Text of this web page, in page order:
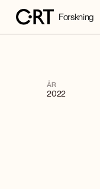
Forskning
ÅR
2022